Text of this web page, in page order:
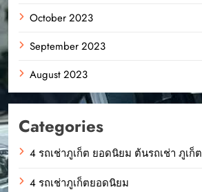
October 2023
September 2023
August 2023
Categories
4 รถเช่าภูเก็ต ยอดนิยม ต้นรถเช่า ภูเก็ต
4 รถเช่าภูเก็ตยอดนิยม